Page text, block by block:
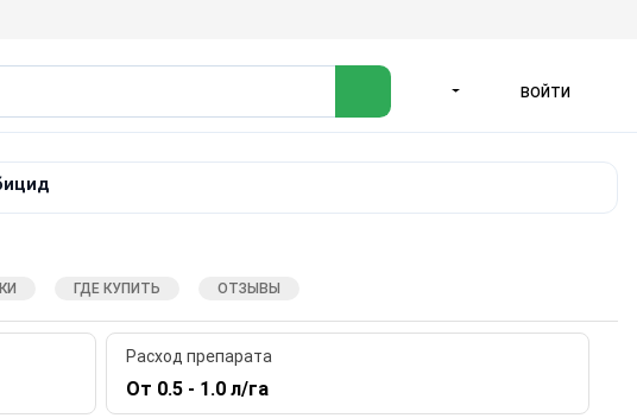
ВОЙТИ
ГДЕ КУПИТЬ ОТЗЫВЫ
Расход препарата
От 0.5 - 1.0 л/га